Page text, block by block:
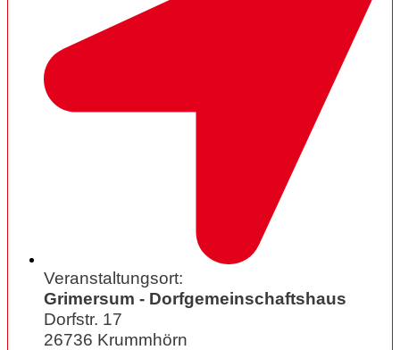
Veranstaltungsort:
Grimersum - Dorfgemeinschaftshaus
Dorfstr. 17
26736 Krummhörn